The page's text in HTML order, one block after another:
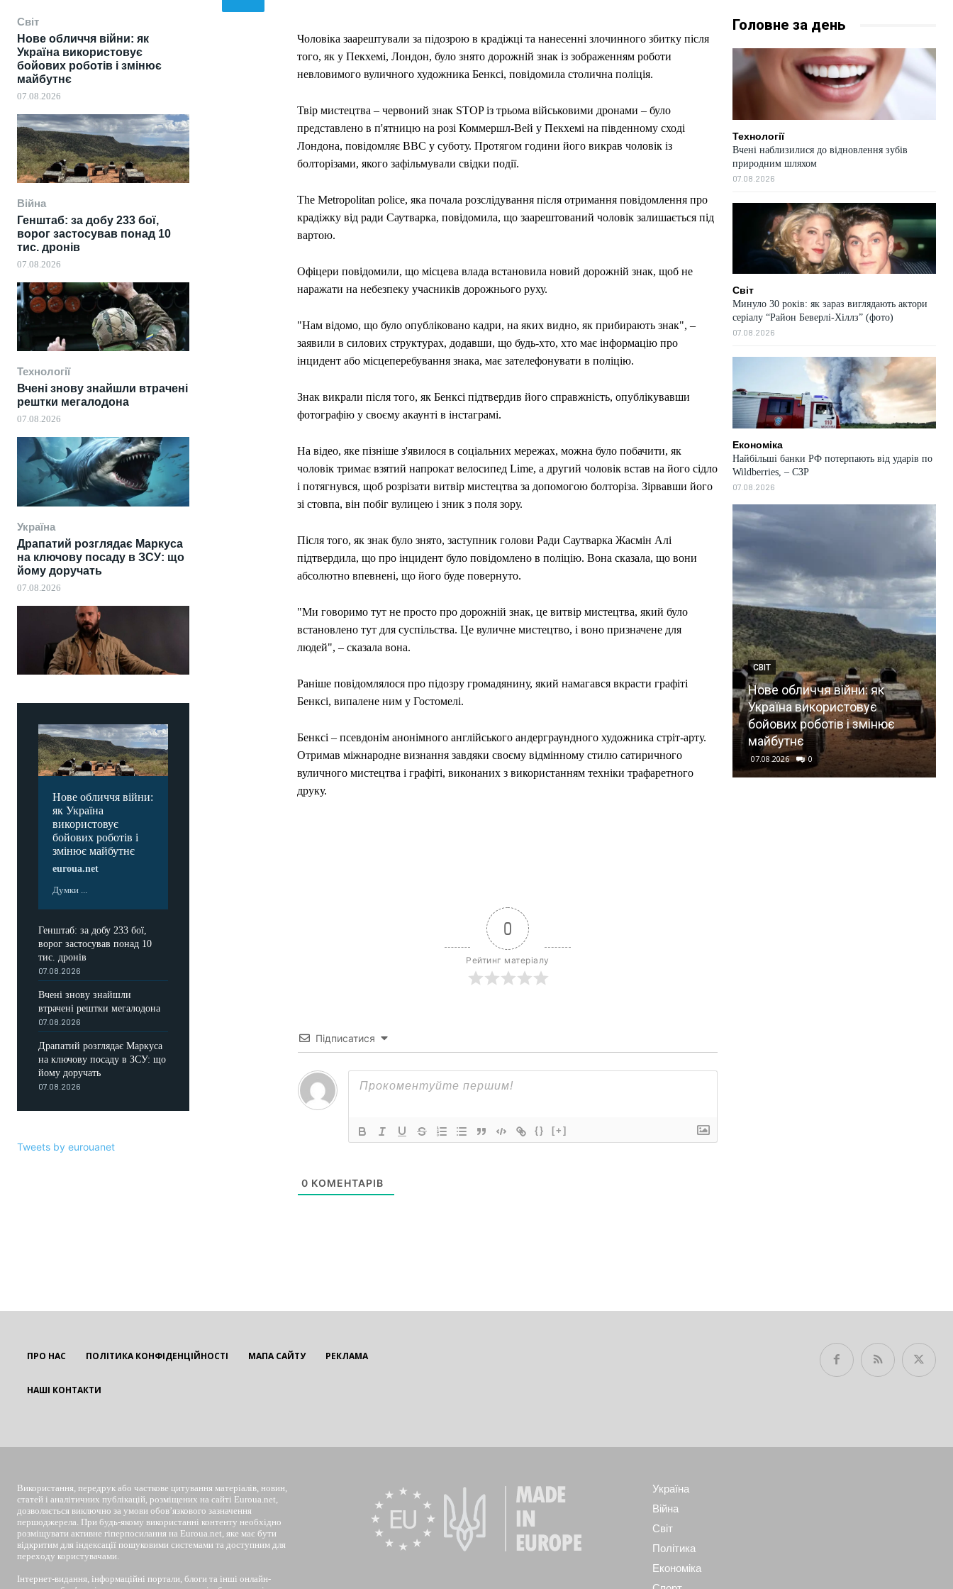
Світ
Нове обличчя війни: як
Україна використовує
бойових роботів і змінює
майбутнє
07.08.2026
Війна
Генштаб: за добу 233 бої,
ворог застосував понад 10
тис. дронів
07.08.2026
Технології
Вчені знову знайшли втрачені
рештки мегалодона
07.08.2026
Україна
Драпатий розглядає Маркуса
на ключову посаду в ЗСУ: що
йому доручать
07.08.2026
Нове обличчя війни:
як Україна
використовує
бойових роботів і
змінює майбутнє
euroua.net
Думки ...
Генштаб: за добу 233 бої,
ворог застосував понад 10
тис. дронів
07.08.2026
Вчені знову знайшли
втрачені рештки мегалодона
07.08.2026
Драпатий розглядає Маркуса
на ключову посаду в ЗСУ: що
йому доручать
07.08.2026
Tweets by eurouanet
Чоловіка заарештували за підозрою в крадіжці та нанесенні злочинного збитку після
того, як у Пекхемі, Лондон, було знято дорожній знак із зображенням роботи
невловимого вуличного художника Бенксі, повідомила столична поліція.
Твір мистецтва – червоний знак STOP із трьома військовими дронами – було
представлено в п'ятницю на розі Коммершл-Вей у Пекхемі на південному сході
Лондона, повідомляє BBC у суботу. Протягом години його викрав чоловік із
болторізами, якого зафільмували свідки події.
The Metropolitan police, яка почала розслідування після отримання повідомлення про
крадіжку від ради Саутварка, повідомила, що заарештований чоловік залишається під
вартою.
Офіцери повідомили, що місцева влада встановила новий дорожній знак, щоб не
наражати на небезпеку учасників дорожнього руху.
"Нам відомо, що було опубліковано кадри, на яких видно, як прибирають знак", –
заявили в силових структурах, додавши, що будь-хто, хто має інформацію про
інцидент або місцеперебування знака, має зателефонувати в поліцію.
Знак викрали після того, як Бенксі підтвердив його справжність, опублікувавши
фотографію у своєму акаунті в інстаграмі.
На відео, яке пізніше з'явилося в соціальних мережах, можна було побачити, як
чоловік тримає взятий напрокат велосипед Lime, а другий чоловік встав на його сідло
і потягнувся, щоб розрізати витвір мистецтва за допомогою болторіза. Зірвавши його
зі стовпа, він побіг вулицею і зник з поля зору.
Після того, як знак було знято, заступник голови Ради Саутварка Жасмін Алі
підтвердила, що про інцидент було повідомлено в поліцію. Вона сказала, що вони
абсолютно впевнені, що його буде повернуто.
"Ми говоримо тут не просто про дорожній знак, це витвір мистецтва, який було
встановлено тут для суспільства. Це вуличне мистецтво, і воно призначене для
людей", – сказала вона.
Раніше повідомлялося про підозру громадянину, який намагався вкрасти графіті
Бенксі, випалене ним у Гостомелі.
Бенксі – псевдонім анонімного англійського андерграундного художника стріт-арту.
Отримав міжнародне визнання завдяки своєму відмінному стилю сатиричного
вуличного мистецтва і графіті, виконаних з використанням техніки трафаретного
друку.
0
Рейтинг матеріалу
Підписатися
{} [+]
0 КОМЕНТАРІВ
Головне за день
Технології
Вчені наблизилися до відновлення зубів
природним шляхом
07.08.2026
Світ
Минуло 30 років: як зараз виглядають актори
серіалу “Район Беверлі-Хіллз” (фото)
07.08.2026
Економіка
Найбільші банки РФ потерпають від ударів по
Wildberries, – СЗР
07.08.2026
СВІТ
Нове обличчя війни: як
Україна використовує
бойових роботів і змінює
майбутнє
07.08.2026 0
ПРО НАС ПОЛІТИКА КОНФІДЕНЦІЙНОСТІ МАПА САЙТУ РЕКЛАМА
НАШІ КОНТАКТИ
Використання, передрук або часткове цитування матеріалів, новин,
статей і аналітичних публікацій, розміщених на сайті Euroua.net,
дозволяється виключно за умови обов’язкового зазначення
першоджерела. При будь-якому використанні контенту необхідно
розміщувати активне гіперпосилання на Euroua.net, яке має бути
відкритим для індексації пошуковими системами та доступним для
переходу користувачами.
Інтернет-видання, інформаційні портали, блоги та інші онлайн-
Україна
Війна
Світ
Політика
Економіка